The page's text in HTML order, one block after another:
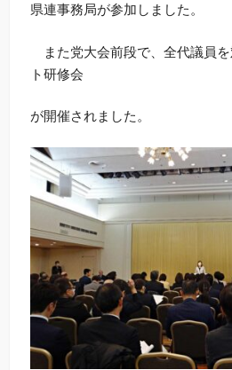
県連事務局が参加しました。
また党大会前段で、全代議員
ト研修会
が開催されました。